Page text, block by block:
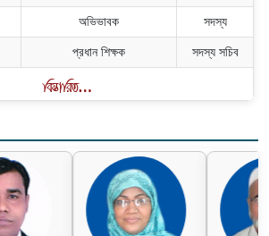
অভিভাবক সদস্য
প্রধান শিক্ষক সদস্য সচিব